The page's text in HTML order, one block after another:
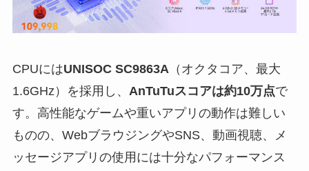
CPUにはUNISOC SC9863A （オクタコア、最大
1.6GHz）を採用し、 AnTuTuスコアは約10万点で
す。高性能なゲームや重いアプリの動作は難しい
ものの、WebブラウジングやSNS、動画視聴、メ
ッセージアプリの使用には十分なパフォーマンス